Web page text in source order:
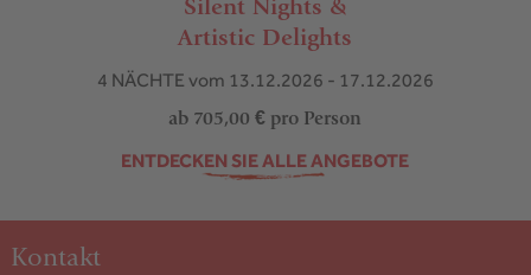
Silent Nights &
Artistic Delights
4 NÄCHTE vom 13.12.2026 - 17.12.2026
ab 705,00 € pro Person
ENTDECKEN SIE ALLE ANGEBOTE
Kontakt